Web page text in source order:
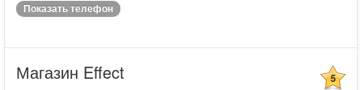
Показать телефон
Магазин Effect 5